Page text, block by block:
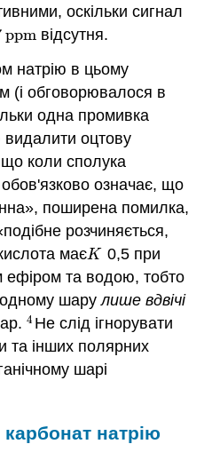
оскільки сигнал
ppm
ppm відсутня.
натрію в цьому
(і обговорювалося в
одна промивка
оцтову
коли сполука
означає, що
поширена помилка,
розчиняється,
маєK
K 0,5 при
ефіром та водою, тобто
шарулише вдвічі
4
4Не слід ігнорувати
та інших полярних
шарі
карбонат натрію